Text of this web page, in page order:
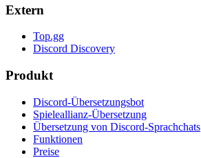
Extern
Top.gg
Discord Discovery
Produkt
Discord-Übersetzungsbot
Spieleallianz-Übersetzung
Übersetzung von Discord-Sprachchats
Funktionen
Preise